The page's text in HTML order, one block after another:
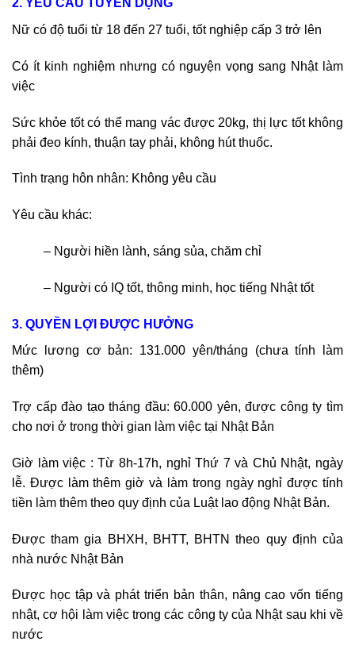
2. YÊU CẦU TUYỂN DỤNG
Nữ có độ tuổi từ 18 đến 27 tuổi, tốt nghiệp cấp 3 trở lên
Có ít kinh nghiệm nhưng có nguyện vọng sang Nhật làm
việc
Sức khỏe tốt có thể mang vác được 20kg, thị lực tốt không
phải đeo kính, thuận tay phải, không hút thuốc.
Tình trạng hôn nhân: Không yêu cầu
Yêu cầu khác:
– Người hiền lành, sáng sủa, chăm chỉ
– Người có IQ tốt, thông minh, học tiếng Nhật tốt
3. QUYỀN LỢI ĐƯỢC HƯỞNG
Mức lương cơ bản: 131.000 yên/tháng (chưa tính làm
thêm)
Trợ cấp đào tạo tháng đầu: 60.000 yên, được công ty tìm
cho nơi ở trong thời gian làm việc tại Nhật Bản
Giờ làm việc : Từ 8h-17h, nghỉ Thứ 7 và Chủ Nhật, ngày
lễ. Được làm thêm giờ và làm trong ngày nghỉ được tính
tiền làm thêm theo quy định của Luật lao động Nhật Bản.
Được tham gia BHXH, BHTT, BHTN theo quy định của
nhà nước Nhật Bản
Được học tập và phát triển bản thân, nâng cao vốn tiếng
nhật, cơ hội làm việc trong các công ty của Nhật sau khi về
nước